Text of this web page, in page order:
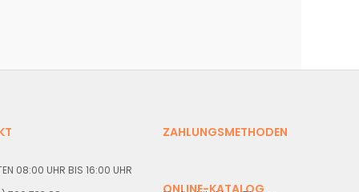
08:00 UHR BIS 16:00 UHR
ZAHLUNGSMETHODEN
ONLINE-KATALOG